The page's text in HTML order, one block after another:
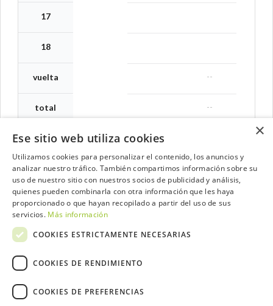
17
18
vuelta
total
--
--
Contacta con el equipo de NextCaddy
Opina Contacta
×
Ese sitio web utiliza cookies
Utilizamos cookies para personalizar el contenido, los anuncios y
analizar nuestro tráfico. También compartimos información sobre su
uso de nuestro sitio con nuestros socios de publicidad y análisis,
quienes pueden combinarla con otra información que les haya
proporcionado o que hayan recopilado a partir del uso de sus
servicios. Más información
COOKIES ESTRICTAMENTE NECESARIAS
COOKIES DE RENDIMIENTO
COOKIES DE PREFERENCIAS